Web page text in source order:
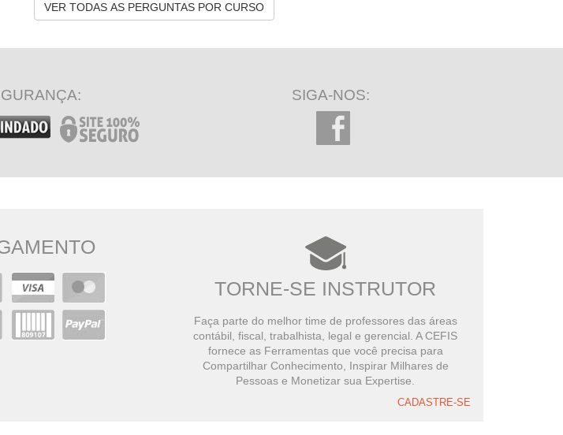
VER TODAS AS PERGUNTAS POR CURSO
SIGA-NOS:
TORNE-SE INSTRUTOR
Faça parte do melhor time de professores das áreas
contábil, fiscal, trabalhista, legal e gerencial. A CEFIS
fornece as Ferramentas que você precisa para
Compartilhar Conhecimento, Inspirar Milhares de
Pessoas e Monetizar sua Expertise.
CADASTRE-SE